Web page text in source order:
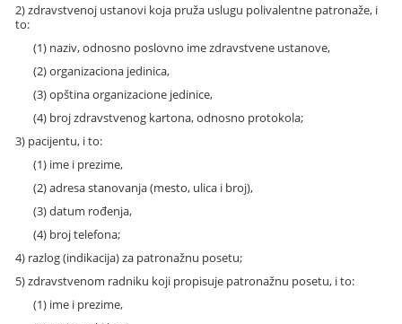
2) zdravstvenoj ustanovi koja pruža uslugu polivalentne patronaže, i
to:
(1) naziv, odnosno poslovno ime zdravstvene ustanove,
(2) organizaciona jedinica,
(3) opština organizacione jedinice,
(4) broj zdravstvenog kartona, odnosno protokola;
3) pacijentu, i to:
(1) ime i prezime,
(2) adresa stanovanja (mesto, ulica i broj),
(3) datum rođenja,
(4) broj telefona;
4) razlog (indikacija) za patronažnu posetu;
5) zdravstvenom radniku koji propisuje patronažnu posetu, i to:
(1) ime i prezime,